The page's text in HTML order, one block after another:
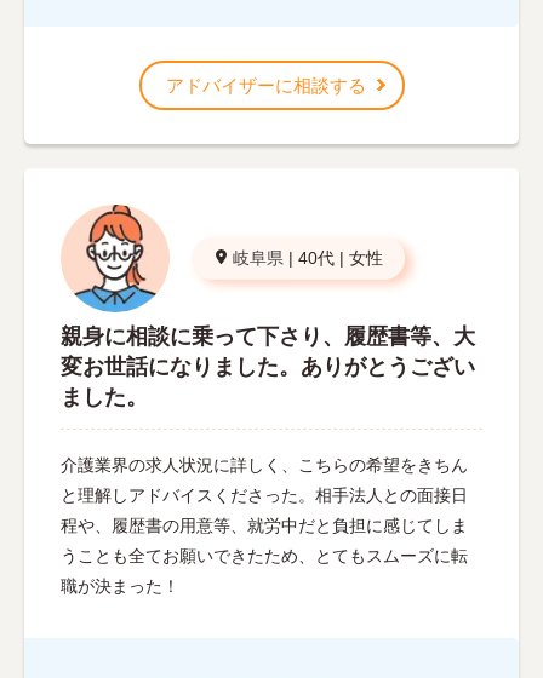
アドバイザーに相談する
岐阜県 | 40代 | 女性
親身に相談に乗って下さり、履歴書等、大
変お世話になりました。ありがとうござい
ました。
介護業界の求人状況に詳しく、こちらの希望をきちん
と理解しアドバイスくださった。相手法人との面接日
程や、履歴書の用意等、就労中だと負担に感じてしま
うことも全てお願いできたため、とてもスムーズに転
職が決まった！